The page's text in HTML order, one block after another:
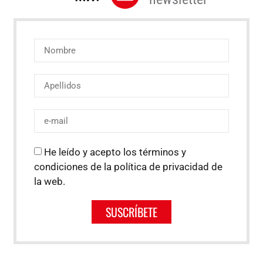
He leído y acepto los términos y
condiciones de la política de privacidad de
la web.
SUSCRÍBETE